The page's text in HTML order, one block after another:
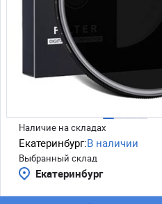
Наличие на складах
Екатеринбург:В наличии
Выбранный склад
Екатеринбург